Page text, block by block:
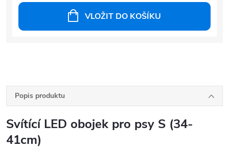
VLOŽIT DO KOŠÍKU
Popis produktu
Svítící LED obojek pro psy S (34-
41cm)